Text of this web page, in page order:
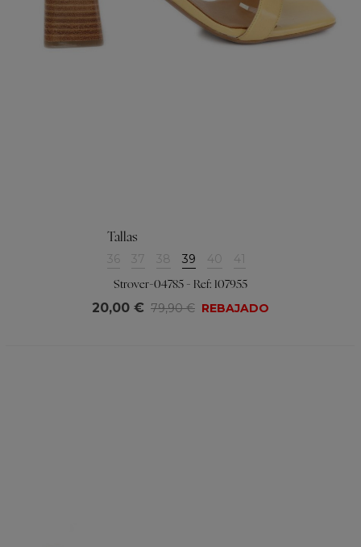
Tallas
36 37 38 39 40 41
Strover-04785 - Ref: 107955
20,00 € 79,90 € REBAJADO